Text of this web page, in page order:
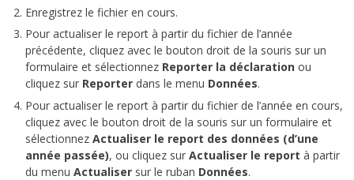
Enregistrez le fichier en cours.
Pour actualiser le report à partir du fichier de l’année
précédente, cliquez avec le bouton droit de la souris sur un
formulaire et sélectionnez Reporter la déclaration ou
cliquez sur Reporter dans le menu Données.
Pour actualiser le report à partir du fichier de l’année en cours,
cliquez avec le bouton droit de la souris sur un formulaire et
sélectionnez Actualiser le report des données (d’une
année passée), ou cliquez sur Actualiser le report à partir
du menu Actualiser sur le ruban Données.